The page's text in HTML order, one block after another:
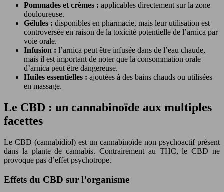
Pommades et crèmes : applicables directement sur la zone
douloureuse.
Gélules : disponibles en pharmacie, mais leur utilisation est
controversée en raison de la toxicité potentielle de l’arnica par
voie orale.
Infusion : l’arnica peut être infusée dans de l’eau chaude,
mais il est important de noter que la consommation orale
d’arnica peut être dangereuse.
Huiles essentielles : ajoutées à des bains chauds ou utilisées
en massage.
Le CBD : un cannabinoïde aux multiples
facettes
Le CBD (cannabidiol) est un cannabinoïde non psychoactif présent
dans la plante de cannabis. Contrairement au THC, le CBD ne
provoque pas d’effet psychotrope.
Effets du CBD sur l’organisme